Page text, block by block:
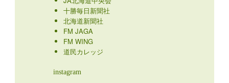
十勝毎日新聞社
北海道新聞社
FM JAGA
FM WING
道民カレッジ
instagram